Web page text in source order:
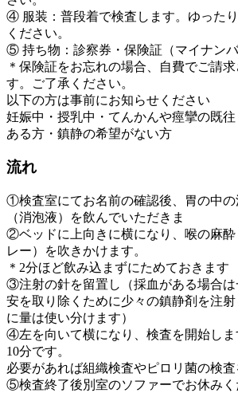
④ 服装：普段着で検査します。ゆった
ください。
⑤ 持ち物：診察券・保険証（マイナンバ
＊保険証をお忘れの場合、自費でご請
す。ご了承ください。
以下の方は事前にお知らせください
妊娠中・授乳中・てんかんや痙攣の既
ある方・鎮静の希望がない方
流れ
①検査室にてお名前の確認後、胃の中の
（消泡液）を飲んでいただきま
②ベッドに上向きに横になり、喉の麻
レー）を吹きかけます。
＊2分ほど飲み込まずにためておきます
③注射の針を留置し（採血がある場合は
安を取り除くために少々の鎮静剤を注
に量は使い分けます）
④左を向いて横になり、検査を開始しま
10分です。
必要があれば組織検査やピロリ菌の検査
⑤検査終了後別室のソファーでお休みく